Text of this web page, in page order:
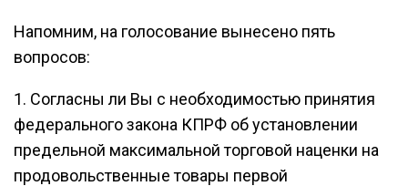
Напомним, на голосование вынесено пять
вопросов:
1. Согласны ли Вы с необходимостью принятия
федерального закона КПРФ об установлении
предельной максимальной торговой наценки на
продовольственные товары первой